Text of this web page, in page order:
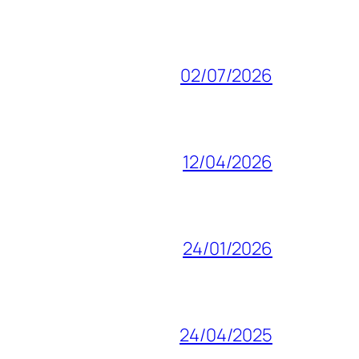
02/07/2026
12/04/2026
24/01/2026
24/04/2025